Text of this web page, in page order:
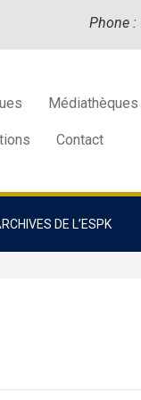
Phone :
Médiathèques
Contact
DE L’ESPK